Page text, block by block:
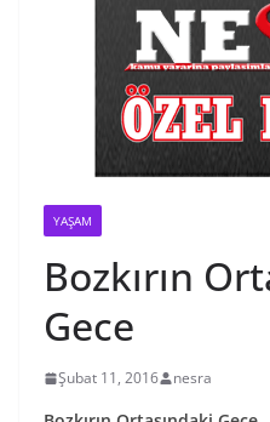
YAŞAM
Bozkırın
Gece
Şubat 11, 2016 nesra